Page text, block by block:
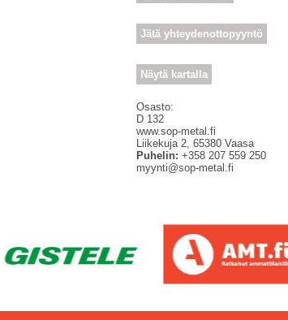
Jätä yhteydenottopyyntö
Näytä kartalla
Osasto:
D 132
www.sop-metal.fi
Liikekuja 2 65380 Vaasa
Puhelin: +358 207 559 250
myynti@sop-metal.fi